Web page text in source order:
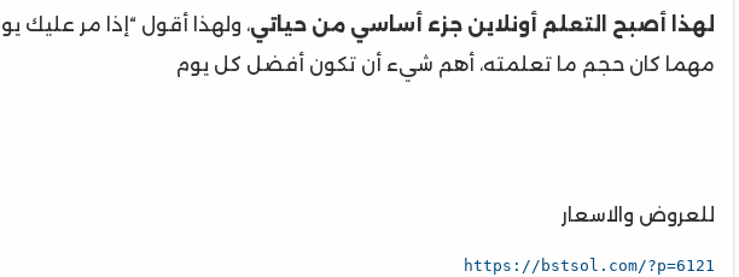
لهذا أصبح التعلم أونلاين جزء أساسي من حياتي، ولهذا أقول “إذا مر عليك
مهما كان حجم ما تعلمته، أهم شيء أن تكون أفضل كل يوم
للعروض والاسعار
https://bstsol.com/?p=6121